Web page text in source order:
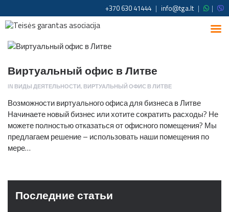
+370 630 41444 | info@tga.lt | |
Виртуальный офис в Литве
IN ВИДЫ ДЕЯТЕЛЬНОСТИ, ВИРТУАЛЬНЫЙ ОФИС В ЛИТВЕ
Возможности виртуального офиса для бизнеса в Литве
Начинаете новый бизнес или хотите сократить расходы? Не
можете полностью отказаться от офисного помещения? Мы
предлагаем решение – использовать наши помещения по
мере…
Последние статьи